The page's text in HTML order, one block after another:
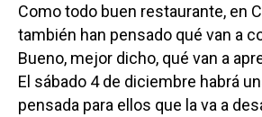
Como todo buen restaurante, en
también han pensado qué van a
Bueno, mejor dicho, qué van a
El sábado 4 de diciembre habrá
pensada para ellos que la va a